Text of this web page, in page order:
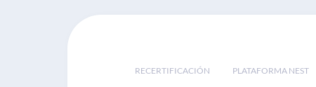
RECERTIFICACIÓN PLATAFORMA NEST